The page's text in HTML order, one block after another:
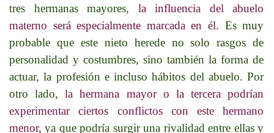
tres hermanas mayores, la influencia del abuelo
materno será especialmente marcada en él. Es muy
probable que este nieto herede no solo rasgos de
personalidad y costumbres, sino también la forma de
actuar, la profesión e incluso hábitos del abuelo. Por
otro lado,la hermana mayor o la tercera podrían
experimentar ciertos conflictos con este hermano
menor, ya que podría surgir una rivalidad entre ellas y